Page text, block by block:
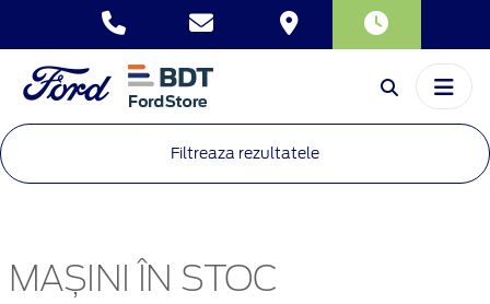
Filtreaza rezultatele
MAȘINI ÎN STOC